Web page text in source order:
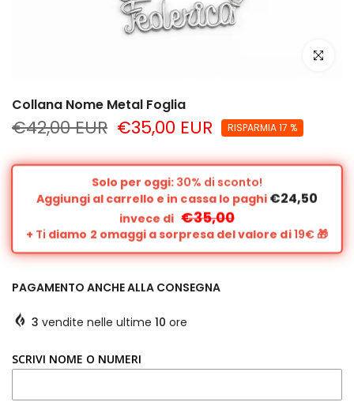
clicca
Collana Nome Metal Foglia
€42,00 EUR €35,00 EUR RISPARMIA 17 %
Solo per oggi:30% di sconto!
Aggiungi al carrello e in cassa lo paghi€24,50
invece di €35,00
+ Ti diamo 2 omaggi a sorpresa del valore di19€🎁
PAGAMENTO ANCHE ALLA CONSEGNA
3 vendite nelle ultime 10 ore
SCRIVI NOME O NUMERI